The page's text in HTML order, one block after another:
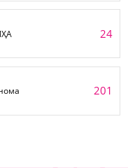
24
201